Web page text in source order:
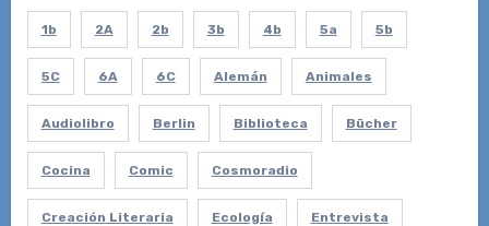
1b 2A 2b 3b 4b 5a 5b
5C 6A 6C Alemán Animales
Audiolibro Berlin Biblioteca Bücher
Cocina Comic Cosmoradio
Creación Literaria Ecología Entrevista